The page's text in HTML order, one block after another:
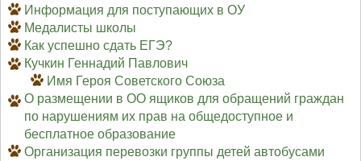
Информация для поступающих в ОУ
Медалисты школы
Как успешно сдать ЕГЭ?
Кучкин Геннадий Павлович
Имя Героя Советского Союза
О размещении в ОО ящиков для обращений граждан
по нарушениям их прав на общедоступное и
бесплатное образование
Организация перевозки группы детей автобусами